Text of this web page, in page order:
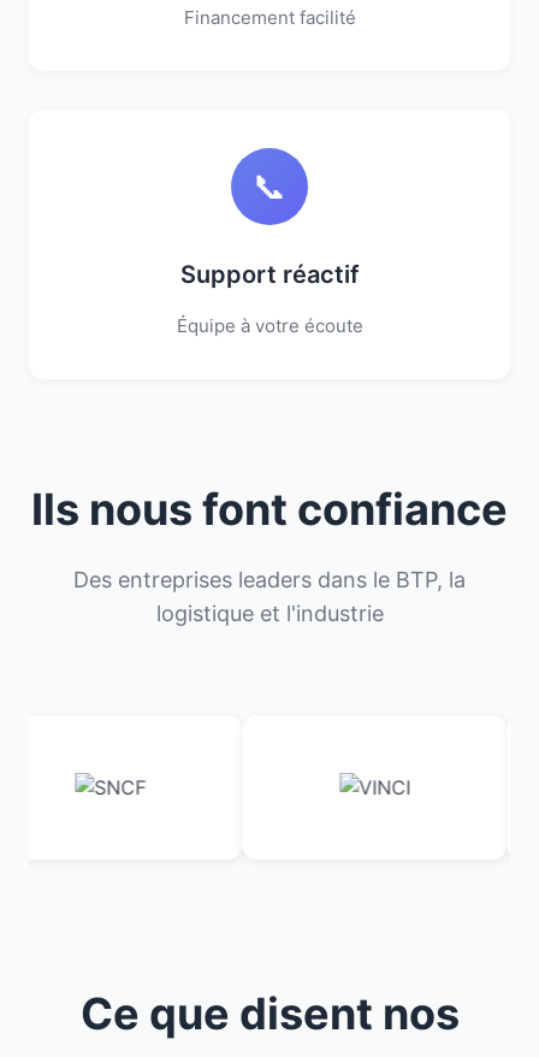
Financement facilité
📞
Support réactif
Équipe à votre écoute
Ils nous font confiance
Des entreprises leaders dans le BTP, la
logistique et l'industrie
Ce que disent nos